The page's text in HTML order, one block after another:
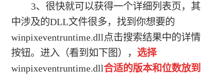
3、很快就可以获得一个详细列表页，其
中涉及的DLL文件很多，找到你想要的
winpixeventruntime.dll点击搜索结果中的详情
按钮。进入（看到如下图）， 选择
winpixeventruntime.dll合适的版本和位数放到